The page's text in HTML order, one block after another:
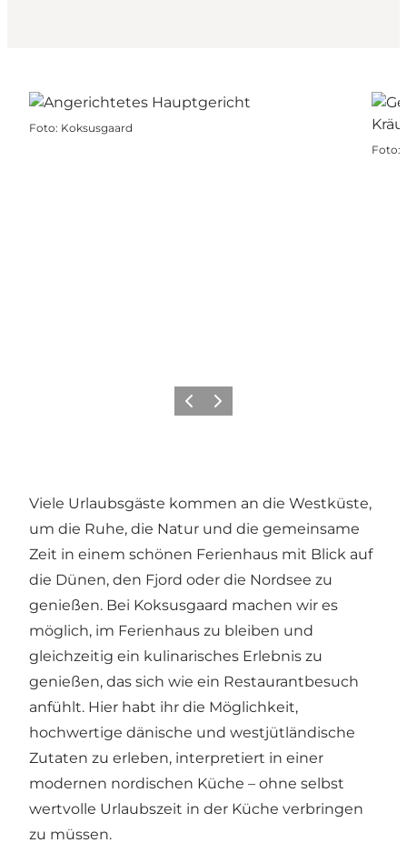
Foto: Koksusgaard
Foto:
ZurückWeiter
Viele Urlaubsgäste kommen an die Westküste,
um die Ruhe, die Natur und die gemeinsame
Zeit in einem schönen Ferienhaus mit Blick auf
die Dünen, den Fjord oder die Nordsee zu
genießen. Bei Koksusgaard machen wir es
möglich, im Ferienhaus zu bleiben und
gleichzeitig ein kulinarisches Erlebnis zu
genießen, das sich wie ein Restaurantbesuch
anfühlt. Hier habt ihr die Möglichkeit,
hochwertige dänische und westjütländische
Zutaten zu erleben, interpretiert in einer
modernen nordischen Küche – ohne selbst
wertvolle Urlaubszeit in der Küche verbringen
zu müssen.